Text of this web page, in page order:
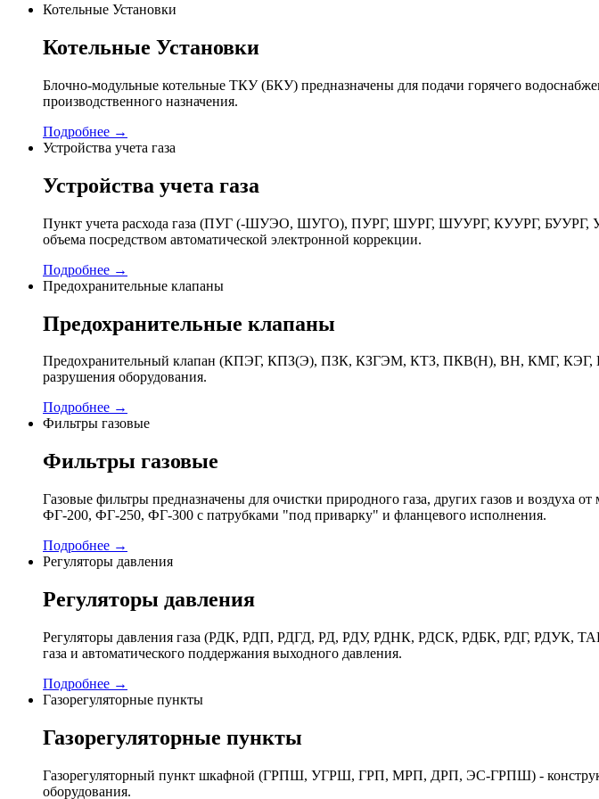
Котельные Установки
Котельные Установки
Блочно-модульные котельные ТКУ (БКУ) предназначены для подачи горячего
производственного назначения.
Подробнее →
Устройства учета газа
Устройства учета газа
Пункт учета расхода газа (ПУГ (-ШУЭО, ШУГО), ПУРГ, ШУРГ, ШУУРГ, КУУРГ, БУУРГ,
объема посредством автоматической электронной коррекции.
Подробнее →
Предохранительные клапаны
Предохранительные клапаны
Предохранительный клапан (КПЭГ, КПЗ(Э), ПЗК, КЗГЭМ, КТЗ, ПКВ(Н), ВН, КМГ, КЭГ,
разрушения оборудования.
Подробнее →
Фильтры газовые
Фильтры газовые
Газовые фильтры предназначены для очистки природного газа, других газов и
ФГ-200, ФГ-250, ФГ-300 с патрубками "под приварку" и фланцевого исполнения.
Подробнее →
Регуляторы давления
Регуляторы давления
Регуляторы давления газа (РДК, РДП, РДГД, РД, РДУ, РДНК, РДСК, РДБК, РДГ, РДУК,
газа и автоматического поддержания выходного давления.
Подробнее →
Газорегуляторные пункты
Газорегуляторные пункты
Газорегуляторный пункт шкафной (ГРПШ, УГРШ, ГРП, МРП, ДРП, ЭС-ГРПШ) -
оборудования.